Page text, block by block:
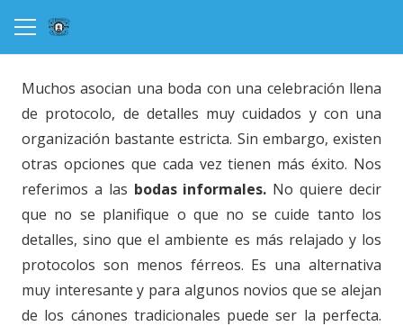
Muchos asocian una boda con una celebración llena
de protocolo, de detalles muy cuidados y con una
organización bastante estricta. Sin embargo, existen
otras opciones que cada vez tienen más éxito. Nos
referimos a las bodas informales. No quiere decir
que no se planifique o que no se cuide tanto los
detalles, sino que el ambiente es más relajado y los
protocolos son menos férreos. Es una alternativa
muy interesante y para algunos novios que se alejan
de los cánones tradicionales puede ser la perfecta.